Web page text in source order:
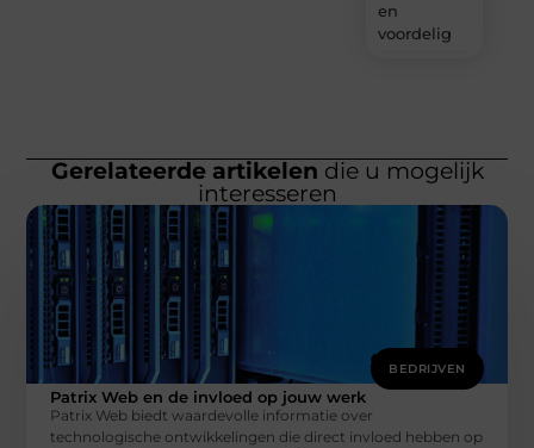
en
voordelig
Gerelateerde artikelen die u mogelijk
interesseren
BEDRIJVEN
Patrix Web en de invloed op jouw werk
Patrix Web biedt waardevolle informatie over
technologische ontwikkelingen die direct invloed hebben op